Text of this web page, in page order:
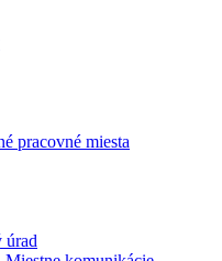
pracovné miesta
úrad